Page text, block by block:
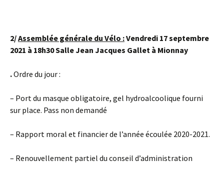
2/Assemblée générale du Vélo :Vendredi 17 septembre
2021 à 18h30 Salle Jean Jacques Gallet à Mionnay
.Ordre du jour :
– Port du masque obligatoire, gel hydroalcoolique fourni
sur place. Pass non demandé
– Rapport moral et financier de l’année écoulée 2020-2021.
– Renouvellement partiel du conseil d’administration